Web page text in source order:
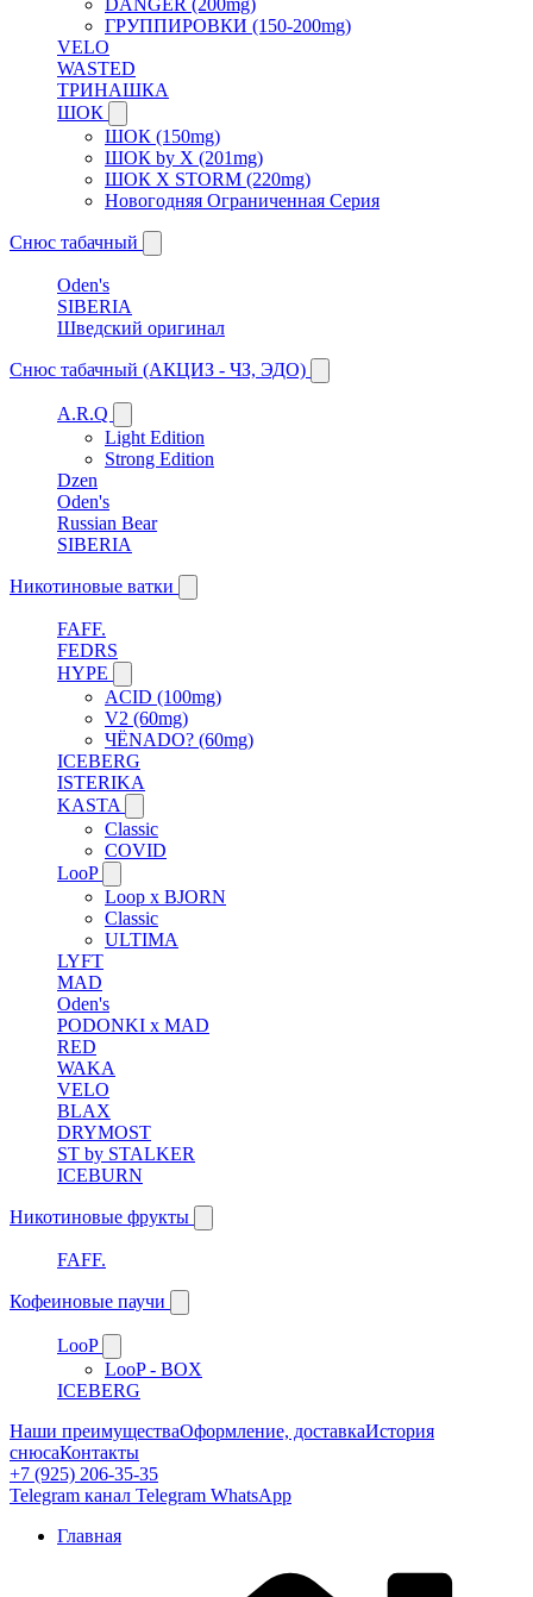
ГРУППИРОВКИ (150-200mg)
VELO
WASTED
ТРИНАШКА
ШОК
ШОК (150mg)
ШОК by X (201mg)
ШОК X STORM (220mg)
Новогодняя Ограниченная Серия
Снюс табачный
Oden's
SIBERIA
Шведский оригинал
Снюс табачный (АКЦИЗ - ЧЗ, ЭДО)
A.R.Q
Light Edition
Strong Edition
Dzen
Oden's
Russian Bear
SIBERIA
Никотиновые ватки
FAFF.
FEDRS
HYPE
ACID (100mg)
V2 (60mg)
ЧЁNADO? (60mg)
ICEBERG
ISTERIKA
KASTA
Classic
COVID
LooP
Loop x BJORN
Classic
ULTIMA
LYFT
MAD
Oden's
PODONKI x MAD
RED
WAKA
VELO
BLAX
DRYMOST
ST by STALKER
ICEBURN
Никотиновые фрукты
FAFF.
Кофеиновые паучи
LooP
LooP - BOX
ICEBERG
Наши преимуществаОформление, доставкаИстория
снюсаКонтакты
+7 (925) 206-35-35
Telegram канал Telegram WhatsApp
Главная